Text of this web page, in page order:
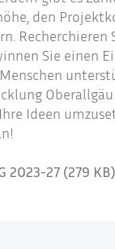
den
Recherchieren
Sie einen
Ideen
2023-27 (279 KB)